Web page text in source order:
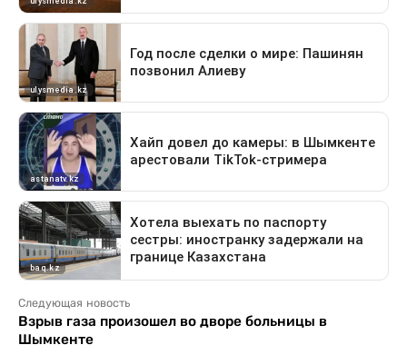
Следующая новость
Взрыв газа произошел во дворе больницы в
Шымкенте